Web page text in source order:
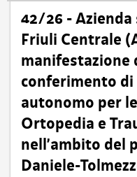
42/26 -
Friuli Centrale
manifestazione
conferimento
autonomo per
Ortopedia e
nell’ambito del
Daniele-